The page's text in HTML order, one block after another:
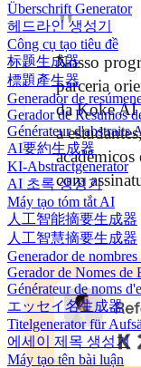
Überschrift Generator
헤드라인 생성기
Công cụ tạo tiêu đề
标题生成器
標題產生器
Generador de
Gerador de Resumos
Générateur d'abstraits
AI要約生成器
KI-Abstractgenerator
AI 초록 생성기
Máy tạo tóm tắt AI
人工智能摘要生成器
人工智慧摘要生成器
Generador de nombres
Gerador de Nomes de
Générateur de noms
エッセイ名生成器
Titelgenerator für
에세이 제목 생성기
Máy tạo tên bài luận
"
Nosso
parceria
da Koke AI
a
acadêmicos
com